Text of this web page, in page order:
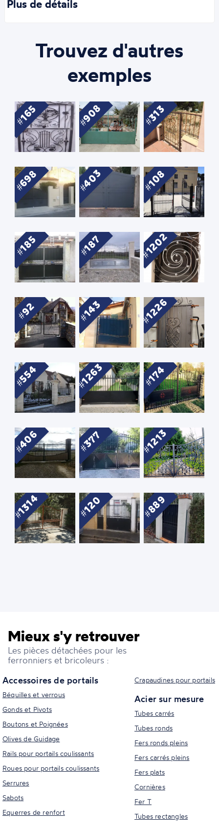
Plus de détails
Trouvez d'autres
exemples
165 908 313
698 403 108
185 187 1202
92 143 1226
554 1263 174
406 377 1213
1314 120 889
Mieux s'y retrouver
Les pièces détachées pour les
ferronniers et bricoleurs :
Accessoires de portails
Béquilles et verrous
Gonds et Pivots
Boutons et Poignées
Olives de Guidage
Rails pour portails coulissants
Roues pour portails coulissants
Serrures
Sabots
Equerres de renfort
Crapaudines pour portails
Acier sur mesure
Tubes carrés
Tubes ronds
Fers ronds pleins
Fers carrés pleins
Fers plats
Cornières
Fer T
Tubes rectangles